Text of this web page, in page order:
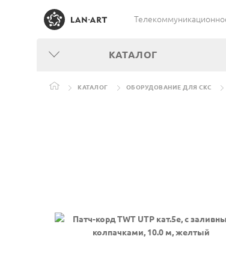
КАТАЛОГ
КАТАЛОГ ОБОРУДОВАНИЕ ДЛЯ СКС